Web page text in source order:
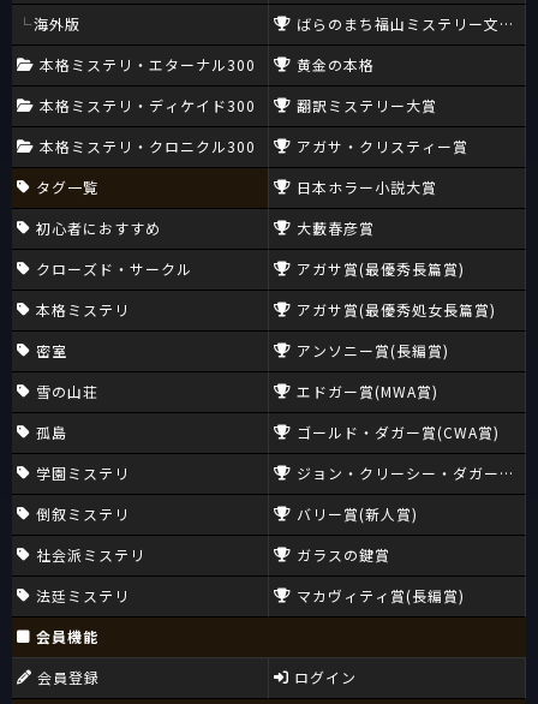
海外版
本格ミステリ・エターナル300
本格ミステリ・ディケイド300
本格ミステリ・クロニクル300
タグ一覧
初心者におすすめ
クローズド・サークル
本格ミステリ
密室
雪の山荘
孤島
学園ミステリ
倒叙ミステリ
社会派ミステリ
法廷ミステリ
ばらのまち福山ミステリー文学新
黄金の本格
翻訳ミステリー大賞
アガサ・クリスティー賞
日本ホラー小説大賞
大藪春彦賞
アガサ賞(最優秀長篇賞)
アガサ賞(最優秀処女長篇賞)
アンソニー賞(長編賞)
エドガー賞(MWA賞)
ゴールド・ダガー賞(CWA賞)
ジョン・クリーシー・ダガー賞
バリー賞(新人賞)
ガラスの鍵賞
マカヴィティ賞(長編賞)
会員機能
会員登録
ログイン